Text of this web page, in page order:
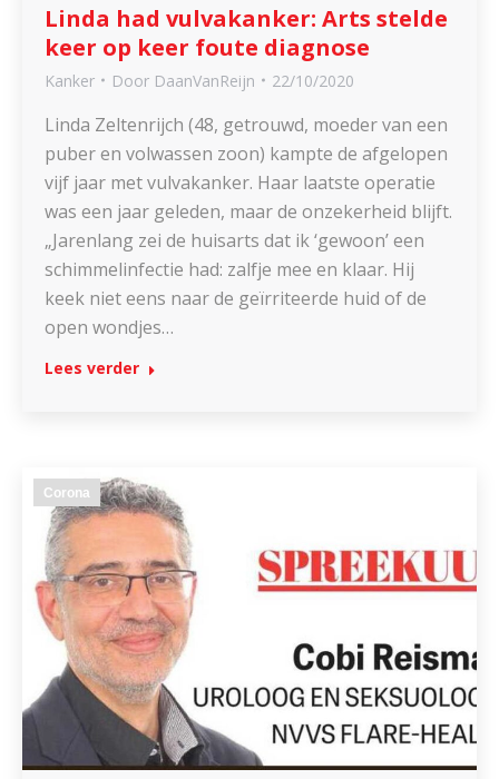
Linda had vulvakanker: Arts stelde
keer op keer foute diagnose
Kanker Door DaanVanReijn 22/10/2020
Linda Zeltenrijch (48, getrouwd, moeder van een
puber en volwassen zoon) kampte de afgelopen
vijf jaar met vulvakanker. Haar laatste operatie
was een jaar geleden, maar de onzekerheid blijft.
„Jarenlang zei de huisarts dat ik ‘gewoon’ een
schimmelinfectie had: zalfje mee en klaar. Hij
keek niet eens naar de geïrriteerde huid of de
open wondjes…
Lees verder
Corona